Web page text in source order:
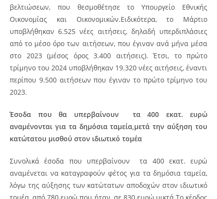
βελτιώσεων, που θεσμοθέτησε το Υπουργείο Εθνικής
Οικονομίας και Οικονομικών.Ειδικότερα, το Μάρτιο
υποβλήθηκαν 6.525 νέες αιτήσεις, δηλαδή υπερδιπλάσιες
από το μέσο όρο των αιτήσεων, που έγιναν ανά μήνα μέσα
στο 2023 (μέσος όρος 3.400 αιτήσεις). Έτσι, το πρώτο
τρίμηνο του 2024 υποβλήθηκαν 19.320 νέες αιτήσεις, έναντι
περίπου 9.500 αιτήσεων που έγιναν το πρώτο τρίμηνο του
2023.
Έσοδα που θα υπερβαίνουν τα 400 εκατ. ευρώ
αναμένονται για τα δημόσια ταμεία,μετά την αύξηση του
κατώτατου μισθού στον ιδιωτικό τομέα
Συνολικά έσοδα που υπερβαίνουν τα 400 εκατ. ευρώ
αναμένεται να καταγραφούν φέτος για τα δημόσια ταμεία,
λόγω της αύξησης των κατώτατων αποδοχών στον ιδιωτικό